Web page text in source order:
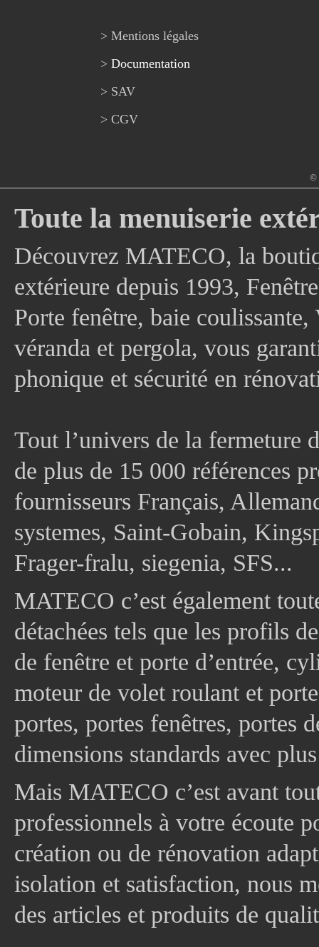
> Mentions légales
> Documentation
> SAV
> CGV
©
Toute la menuiserie
Découvrez MATECO, la
extérieure depuis 1993,
Porte fenêtre, baie
véranda et pergola, vous
phonique et sécurité en
Tout l’univers de la fermeture
de plus de 15 000 références
fournisseurs Français,
systemes, Saint-Gobain,
Frager-fralu, siegenia, SFS...
MATECO c’est également
détachées tels que les profils
de fenêtre et porte d’entrée,
moteur de volet roulant et
portes, portes fenêtres, portes
dimensions standards avec
Mais MATECO c’est avant
professionnels à votre écoute
création ou de rénovation
isolation et satisfaction, nous
des articles et produits de